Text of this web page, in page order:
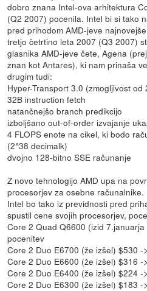
dobro znana Intel-ova arhitektura
(Q2 2007) pocenila. Intel bi si tako
pred prihodom AMD-jeve
tretjo četrtino leta 2007 (Q3 2007)
glasnika AMD-jeve čete, Agena
znan kot Antares), ki nam prinaša
drugim tudi:
Hyper-Transport 3.0 (zmogljivost od
32B instruction fetch
natančnejšo branch predikcijo
izboljšano out-of-order izvajanje
4 FLOPS enote na cikel, ki bodo
(2^38 decimalk)
dvojno 128-bitno SSE računanje
Z novo tehnologijo AMD upa na
procesorjev za osebne računalnike.
Intel bo tako iz previdnosti pred
spustil cene svojih procesorjev,
Core 2 Quad Q6600 (izid
pocenitev
Core 2 Duo E6700 (že izšel) $530
Core 2 Duo E6600 (že izšel) $316
Core 2 Duo E6400 (že izšel) $224
Core 2 Duo E6300 (že izšel) $183